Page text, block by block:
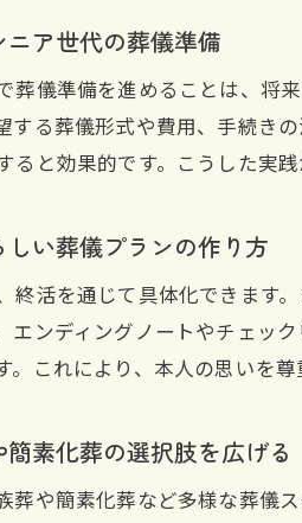
終
トラブ
終
終
終
葬
終
終
ア世代の葬儀準備
葬儀準備を進めることは、将
する葬儀形式や費用、手続き
ると効果的です。こうした実
い葬儀プランの作り方
終活を通じて具体化できます
エンディングノートやチェッ
。これにより、本人の思いを
素化葬の選択肢を広げる
葬や簡素化葬など多様な葬儀